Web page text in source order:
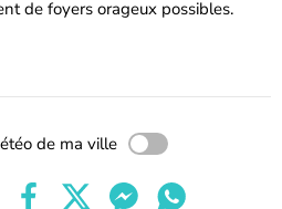
de foyers orageux possibles.
de ma ville